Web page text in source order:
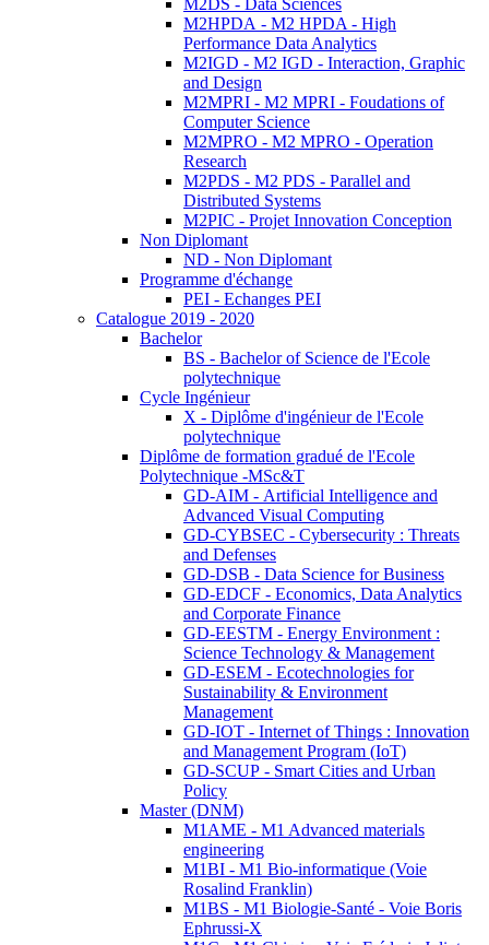
M2DS - Data Sciences
M2HPDA - M2 HPDA - High
Performance Data Analytics
M2IGD - M2 IGD - Interaction, Graphic
and Design
M2MPRI - M2 MPRI - Foudations of
Computer Science
M2MPRO - M2 MPRO - Operation
Research
M2PDS - M2 PDS - Parallel and
Distributed Systems
M2PIC - Projet Innovation Conception
Non Diplomant
ND - Non Diplomant
Programme d'échange
PEI - Echanges PEI
Catalogue 2019 - 2020
Bachelor
BS - Bachelor of Science de l'Ecole
polytechnique
Cycle Ingénieur
X - Diplôme d'ingénieur de l'Ecole
polytechnique
Diplôme de formation gradué de l'Ecole
Polytechnique -MSc&T
GD-AIM - Artificial Intelligence and
Advanced Visual Computing
GD-CYBSEC - Cybersecurity : Threats
and Defenses
GD-DSB - Data Science for Business
GD-EDCF - Economics, Data Analytics
and Corporate Finance
GD-EESTM - Energy Environment :
Science Technology & Management
GD-ESEM - Ecotechnologies for
Sustainability & Environment
Management
GD-IOT - Internet of Things : Innovation
and Management Program (IoT)
GD-SCUP - Smart Cities and Urban
Policy
Master (DNM)
M1AME - M1 Advanced materials
engineering
M1BI - M1 Bio-informatique (Voie
Rosalind Franklin)
M1BS - M1 Biologie-Santé - Voie Boris
Ephrussi-X